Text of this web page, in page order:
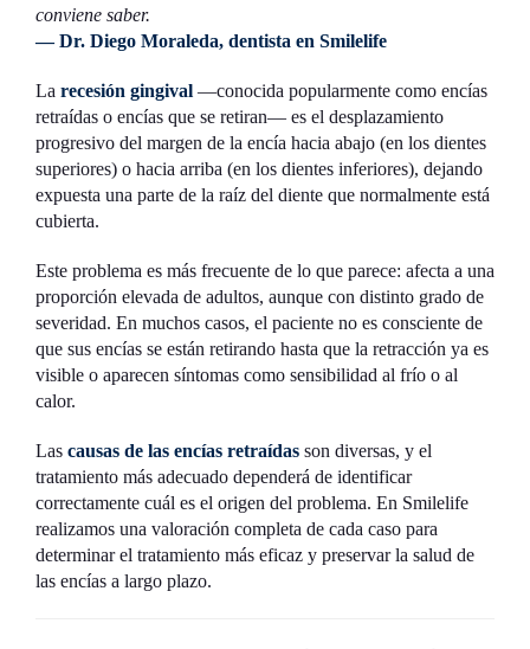
conviene saber.
— Dr. Diego Moraleda, dentista en Smilelife
La recesión gingival —conocida popularmente como encías
retraídas o encías que se retiran— es el desplazamiento
progresivo del margen de la encía hacia abajo (en los dientes
superiores) o hacia arriba (en los dientes inferiores), dejando
expuesta una parte de la raíz del diente que normalmente está
cubierta.
Este problema es más frecuente de lo que parece: afecta a una
proporción elevada de adultos, aunque con distinto grado de
severidad. En muchos casos, el paciente no es consciente de
que sus encías se están retirando hasta que la retracción ya es
visible o aparecen síntomas como sensibilidad al frío o al
calor.
Las causas de las encías retraídas son diversas, y el
tratamiento más adecuado dependerá de identificar
correctamente cuál es el origen del problema. En Smilelife
realizamos una valoración completa de cada caso para
determinar el tratamiento más eficaz y preservar la salud de
las encías a largo plazo.